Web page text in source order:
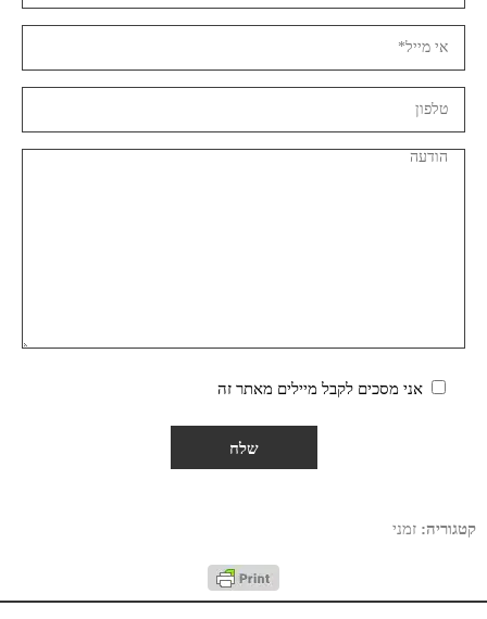
אני מסכים לקבל מיילים מאתר זה
קטגוריה: זמני